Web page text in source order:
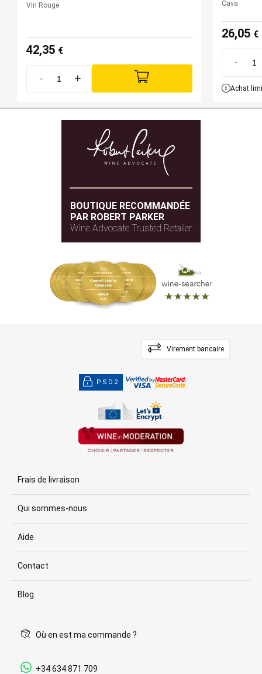
Vin Rouge
42,35 €
- +
Cava
26,05 €
-
i Achat
BOUTIQUE RECOMMANDÉE
PAR ROBERT PARKER
Wine Advocate Trusted Retailer
Virement bancaire
PSD2
Frais de livraison
Qui sommes-nous
Aide
Contact
Blog
Où en est ma commande ?
+34 634 871 709